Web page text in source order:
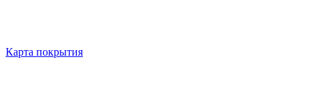
Карта покрытия